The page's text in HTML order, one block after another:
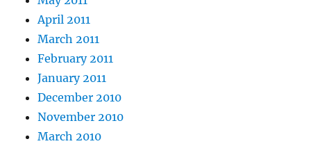
April 2011
March 2011
February 2011
January 2011
December 2010
November 2010
March 2010